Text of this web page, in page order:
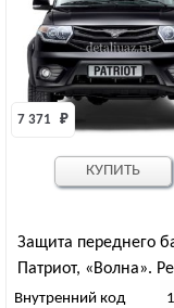
Защита переднего
Патриот, «Волна».
(ППК)
7 371 ₽
Внутренний код
КУПИТЬ